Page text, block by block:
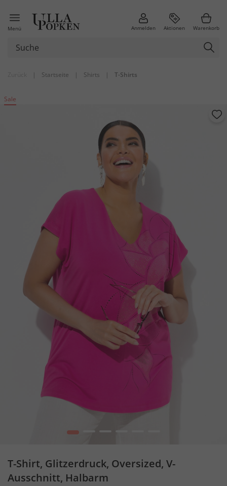
Menü Anmelden Aktionen Warenkorb
| Startseite | Shirts | T-Shirts
Sale
1 2 3
T-Shirt, Glitzerdruck, Oversized, V-
Ausschnitt, Halbarm